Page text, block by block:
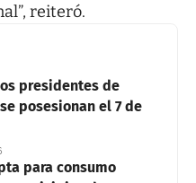
reiteró.
presidentes de
posesionan el 7 de
para consumo